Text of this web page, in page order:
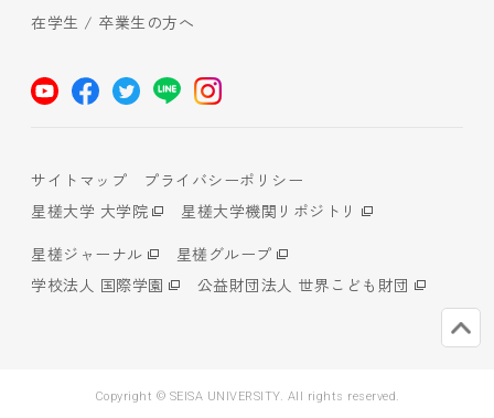
在学生 / 卒業生の方へ
サイトマップ
プライバシーポリシー
星槎大学 大学院
星槎大学機関リポジトリ
星槎ジャーナル
星槎グループ
学校法人 国際学園
公益財団法人 世界こども財団
Copyright © SEISA UNIVERSITY. All rights reserved.